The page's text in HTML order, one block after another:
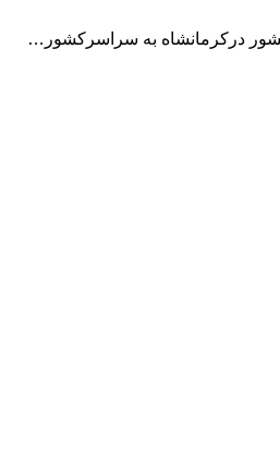
درکرمانشاه به سراسرکشور…